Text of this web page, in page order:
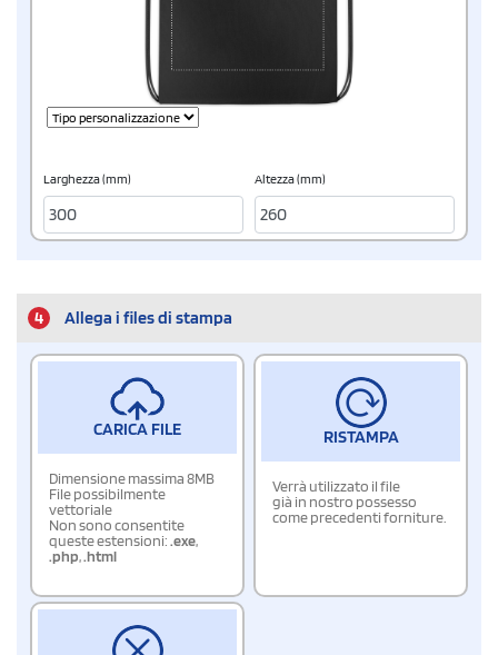
Larghezza (mm) Altezza (mm)
4 Allega i files di stampa
CARICA FILE
Dimensione massima 8MB
File possibilmente
vettoriale
Non sono consentite
queste estensioni:.exe,
.php,.html
RISTAMPA
Verrà utilizzato il file
già in nostro possesso
come precedenti forniture.